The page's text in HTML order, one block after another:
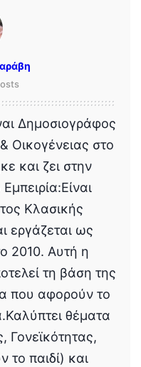
Δημοσιογράφος
Οικογένειας στο
και ζει στην
Κλασικής
εργάζεται ως
2010. Αυτή η
τη βάση της
που αφορούν το
θέματα
Γονεϊκότητας,
το παιδί) και